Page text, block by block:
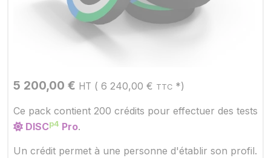
5 200,00 € HT ( 6 240,00 € TTC *)
Ce pack contient 200 crédits pour effectuer des tests
DISCp4 Pro.
Un crédit permet à une personne d'établir son profil.